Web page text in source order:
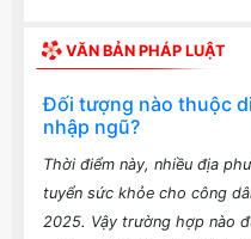
thành
chiến
Khai
phố Hải
quan
Ban Chỉ
chúc
20/11